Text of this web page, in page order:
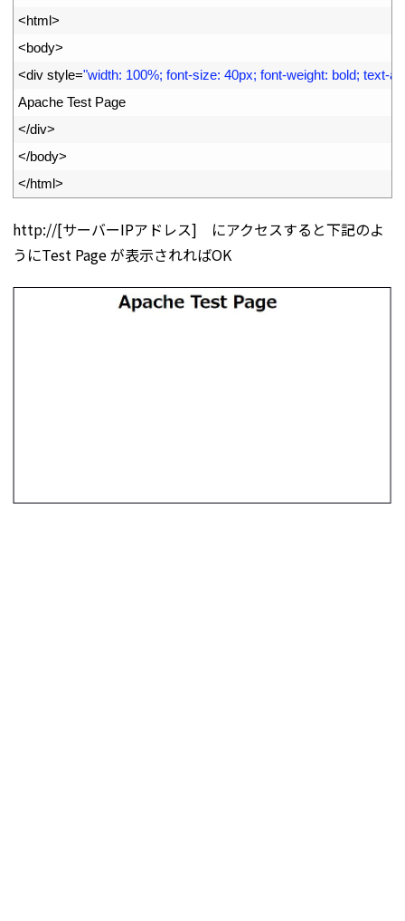
<html>
<body>
<div style="width: 100%; font-size: 40px; font-weight: bold; text-
Apache Test Page
</div>
</body>
</html>
http://[サーバーIPアドレス] にアクセスすると下記のよ
うにTest Page が表示されればOK